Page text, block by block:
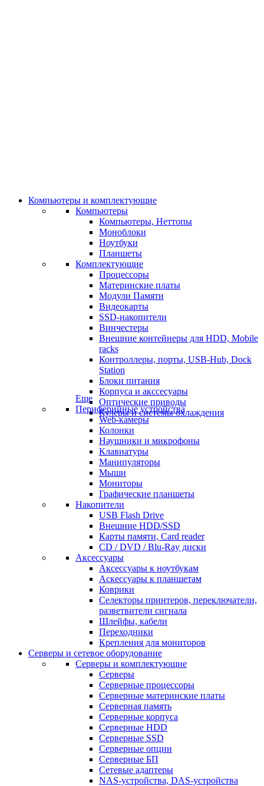
Компьютеры и комплектующие
Компьютеры
Компьютеры, Неттопы
Моноблоки
Ноутбуки
Планшеты
Комплектующие
Процессоры
Материнские платы
Модули Памяти
Видеокарты
SSD-накопители
Винчестеры
Внешние контейнеры для HDD, Mobile
racks
Контроллеры, порты, USB-Hub, Dock
Station
Блоки питания
Корпуса и акссесуары
Оптические приводы
Кулеры и системы охлаждения
Еще
Периферийные устройства
Web-камеры
Колонки
Наушники и микрофоны
Клавиатуры
Манипуляторы
Мыши
Мониторы
Графические планшеты
Накопители
USB Flash Drive
Внешние HDD/SSD
Карты памяти, Card reader
CD / DVD / Blu-Ray диски
Аксессуары
Аксессуары к ноутбукам
Аскессуары к планшетам
Коврики
Селекторы принтеров, переключатели,
разветвители сигнала
Шлейфы, кабели
Переходники
Крепления для мониторов
Серверы и сетевое оборудование
Серверы и комплектующие
Серверы
Серверные процессоры
Серверные материнские платы
Серверная память
Серверные корпуса
Серверные HDD
Серверные SSD
Серверные опции
Серверные БП
Сетевые адаптеры
NAS-устройства, DAS-устройства